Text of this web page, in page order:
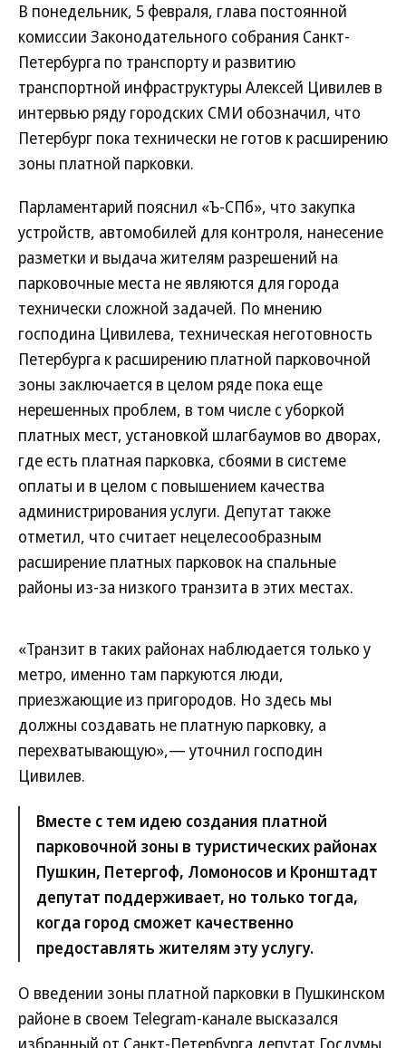
В понедельник, 5 февраля, глава постоянной
комиссии Законодательного собрания Санкт-
Петербурга по транспорту и развитию
транспортной инфраструктуры Алексей Цивилев в
интервью ряду городских СМИ обозначил, что
Петербург пока технически не готов к расширению
зоны платной парковки.
Парламентарий пояснил «Ъ-СПб», что закупка
устройств, автомобилей для контроля, нанесение
разметки и выдача жителям разрешений на
парковочные места не являются для города
технически сложной задачей. По мнению
господина Цивилева, техническая неготовность
Петербурга к расширению платной парковочной
зоны заключается в целом ряде пока еще
нерешенных проблем, в том числе с уборкой
платных мест, установкой шлагбаумов во дворах,
где есть платная парковка, сбоями в системе
оплаты и в целом с повышением качества
администрирования услуги. Депутат также
отметил, что считает нецелесообразным
расширение платных парковок на спальные
районы из-за низкого транзита в этих местах.
«Транзит в таких районах наблюдается только у
метро, именно там паркуются люди,
приезжающие из пригородов. Но здесь мы
должны создавать не платную парковку, а
перехватывающую»,— уточнил господин
Цивилев.
Вместе с тем идею создания платной
парковочной зоны в туристических районах
Пушкин, Петергоф, Ломоносов и Кронштадт
депутат поддерживает, но только тогда,
когда город сможет качественно
предоставлять жителям эту услугу.
О введении зоны платной парковки в Пушкинском
районе в своем Telegram-канале высказался
избранный от Санкт-Петербурга депутат Госдумы